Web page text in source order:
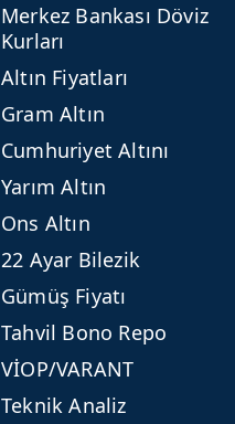
Merkez Bankası Döviz
Kurları
Altın Fiyatları
Gram Altın
Cumhuriyet Altını
Yarım Altın
Ons Altın
22 Ayar Bilezik
Gümüş Fiyatı
Tahvil Bono Repo
VİOP/VARANT
Teknik Analiz